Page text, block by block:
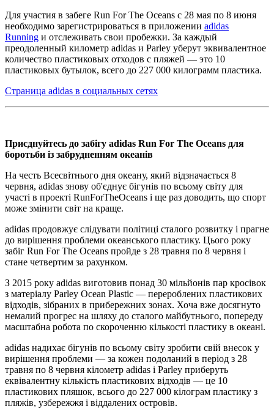
Для участия в забеге Run For The Oceans с 28 мая по 8 июня
необходимо зарегистрироваться в приложении adidas
Running и отслеживать свои пробежки. За каждый
преодоленный километр adidas и Parley уберут эквивалентное
количество пластиковых отходов с пляжей — это 10
пластиковых бутылок, всего до 227 000 килограмм пластика.
Страница adidas в социальных сетях
Приєднуйтесь до забігу adidas Run For The Oceans для
боротьби із забрудненням океанів
На честь Всесвітнього дня океану, який відзначається 8
червня, adidas знову об'єднує бігунів по всьому світу для
участі в проекті RunForTheOceans і ще раз доводить, що спорт
може змінити світ на краще.
adidas продовжує слідувати політиці сталого розвитку і прагне
до вирішення проблеми океанського пластику. Цього року
забіг Run For The Oceans пройде з 28 травня по 8 червня і
стане четвертим за рахунком.
З 2015 року adidas виготовив понад 30 мільйонів пар кросівок
з матеріалу Parley Ocean Plastic — перероблених пластикових
відходів, зібраних в прибережних зонах. Хоча вже досягнуто
немалий прогрес на шляху до сталого майбутнього, попереду
масштабна робота по скороченню кількості пластику в океані.
adidas надихає бігунів по всьому світу зробити свій внесок у
вирішення проблеми — за кожен подоланий в період з 28
травня по 8 червня кілометр adidas і Parley приберуть
еквівалентну кількість пластикових відходів — це 10
пластикових пляшок, всього до 227 000 кілограм пластику з
пляжів, узбережжя і віддалених островів.